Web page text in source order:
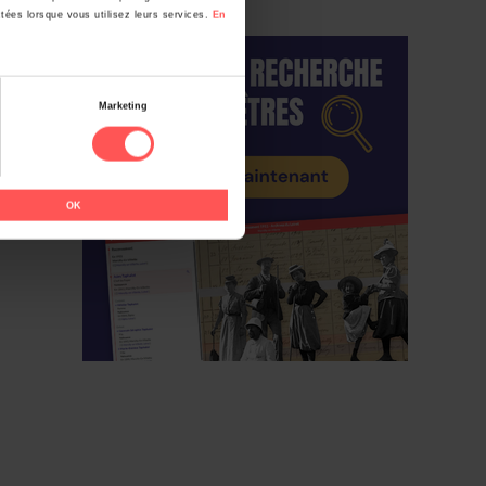
lorsque vous utilisez leurs services. En
Marketing
OK